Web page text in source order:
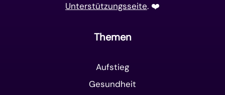
Unterstützungsseite. ❤️️
Themen
Aufstieg
Gesundheit